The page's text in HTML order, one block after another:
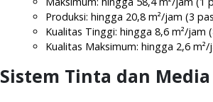
Produksi: hingga 20,8 m²/jam (3
Kualitas Tinggi: hingga 8,6 m²/jam
Kualitas Maksimum: hingga 2,6
Sistem Tinta dan Media